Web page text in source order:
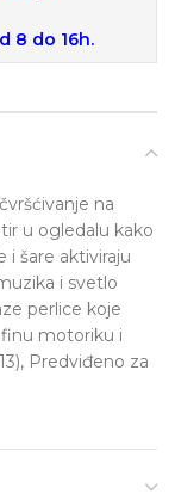
8 do 16h.
na
u ogledalu kako
i šare aktiviraju
i svetlo
perlice koje
motoriku i
Predviđeno za